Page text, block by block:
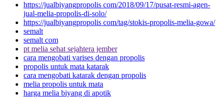
https://jualbiyangpropolis com/2018/09/17/pusat-resmi-agen-
jual-melia-propolis-di-solo/
https://jualbiyangpropolis com/tag/stokis-propolis-melia-gowa/
semalt
semalt com
pt melia sehat sejahtera jember
cara mengobati varises dengan propolis
propolis untuk mata katarak
cara mengobati katarak dengan propolis
melia propolis untuk mata
harga melia biyang di apotik